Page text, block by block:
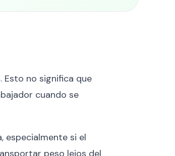
Esto no significa que
cuando se
especialmente si el
peso lejos del